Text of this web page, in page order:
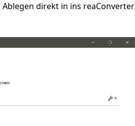
direkt in ins reaConverter